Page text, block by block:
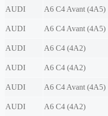
AUDI
A6 C4 Avant (4A5)
AUDI
A6 C4 Avant (4A5)
AUDI
A6 C4 (4A2)
AUDI
A6 C4 (4A2)
AUDI
A6 C4 Avant (4A5)
AUDI
A6 C4 (4A2)